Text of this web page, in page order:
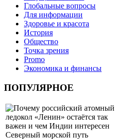
Глобальные вопросы
Для информации
Здоровье и красота
История
Общество
Точка зрения
Promo
Экономика и финансы
ПОПУЛЯРНОЕ